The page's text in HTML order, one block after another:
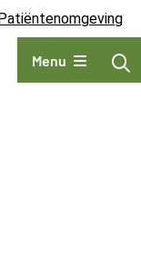
Hoofdmenu
Menu